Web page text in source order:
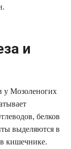
и
у Мозоленогих
белков
выделяются в
кишечнике.